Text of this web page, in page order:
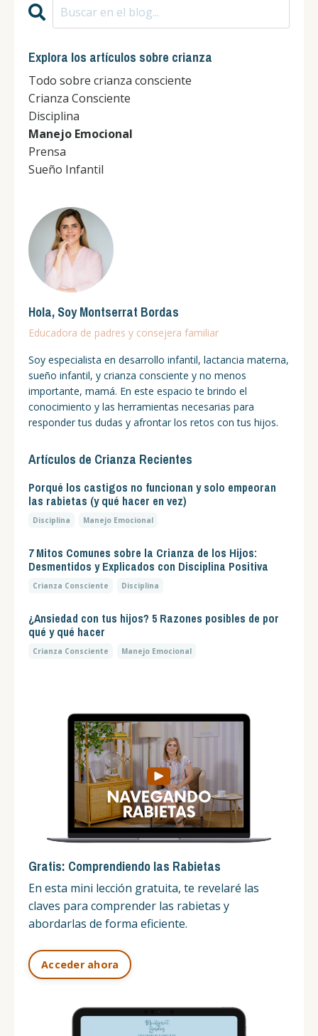
Explora los artículos sobre crianza
Todo sobre crianza consciente
Crianza Consciente
Disciplina
Manejo Emocional
Prensa
Sueño Infantil
Hola, Soy Montserrat Bordas
Educadora de padres y consejera familiar
Soy especialista en desarrollo infantil, lactancia materna,
sueño infantil, y crianza consciente y no menos
importante, mamá. En este espacio te brindo el
conocimiento y las herramientas necesarias para
responder tus dudas y afrontar los retos con tus hijos.
Artículos de Crianza Recientes
Porqué los castigos no funcionan y solo empeoran
las rabietas (y qué hacer en vez)
Disciplina Manejo Emocional
7 Mitos Comunes sobre la Crianza de los Hijos:
Desmentidos y Explicados con Disciplina Positiva
Crianza Consciente Disciplina
¿Ansiedad con tus hijos? 5 Razones posibles de por
qué y qué hacer
Crianza Consciente Manejo Emocional
Gratis: Comprendiendo las Rabietas
En esta mini lección gratuita, te revelaré las
claves para comprender las rabietas y
abordarlas de forma eficiente.
Acceder ahora